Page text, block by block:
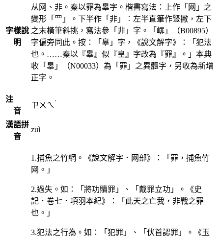
字樣說
明
从网、非。秦以罪為辠字。楷書寫法：上作「网」之
變形「罒」。下半作「非」︰左半直筆作豎撇，左下
之末橫筆斜挑，寫法參「非」字。「嶵」（B00895）
字偏旁同此。按：「辠」字，《說文解字》：「犯法
也。……秦以『辠』似『皇』字改為『罪』。」本典
收「辠」（N00033）為「罪」之異體字，另收為新增
正字。
注
音
ㄗㄨㄟ ˋ
漢語拼
音
zuì
1.捕魚之竹網。《說文解字．网部》：「罪，捕魚竹
网。」
2.過失。如：「將功贖罪」、「戴罪立功」。《史
記．卷七．項羽本紀》：「此天之亡我，非戰之罪
也。」
3.犯法之行為。如：「犯罪」、「伏首認罪」。《玉